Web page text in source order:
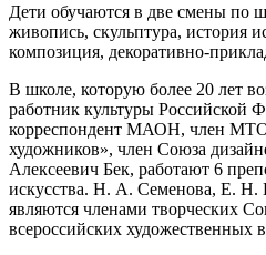
Дети обучаются в две смены по
живопись, скульптура, история
композиция, декоративно-
В школе, которую более 20 лет
работник культуры Российской
корреспондент МАОН, член
художников», член Союза
Алексеевич Бек, работают 6
искусства. Н. А. Семенова, Е.
являются членами творческих
всероссийских художественных